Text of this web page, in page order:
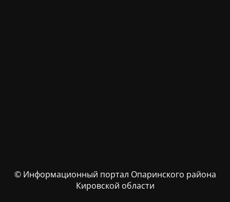
© Информационный портал Опаринского района
Кировской области